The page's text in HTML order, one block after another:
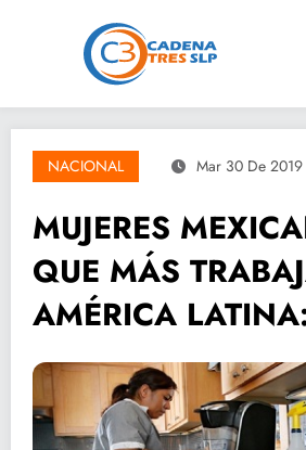
NACIONAL Mar 30 De 2019
MUJERES
QUE MÁS
AMÉRICA